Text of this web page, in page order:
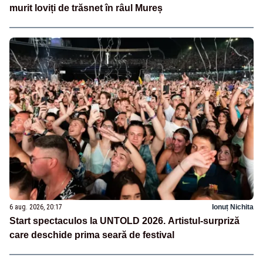
murit loviți de trăsnet în râul Mureș
6 aug. 2026, 20:17 Ionuț Nichita
Start spectaculos la UNTOLD 2026. Artistul-surpriză
care deschide prima seară de festival